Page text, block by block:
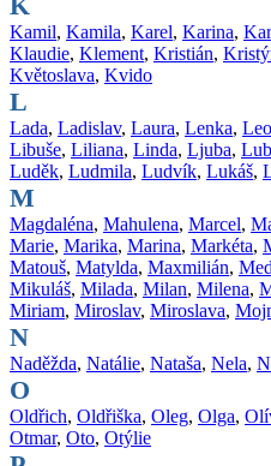
Kamil, Kamila, Karel, Karina,
Klaudie, Klement, Kristián,
Květoslava, Kvido
L
Lada, Ladislav, Laura, Lenka,
Libuše, Liliana, Linda, Ljuba,
Luděk, Ludmila, Ludvík, Lukáš,
M
Magdaléna, Mahulena, Marcel,
Marie, Marika, Marina, Markéta,
Matouš, Matylda, Maxmilián,
Mikuláš, Milada, Milan, Milena,
Miriam, Miroslav, Miroslava,
N
Naděžda, Natálie, Nataša, Nela,
O
Oldřich, Oldřiška, Oleg, Olga,
Otmar, Oto, Otýlie